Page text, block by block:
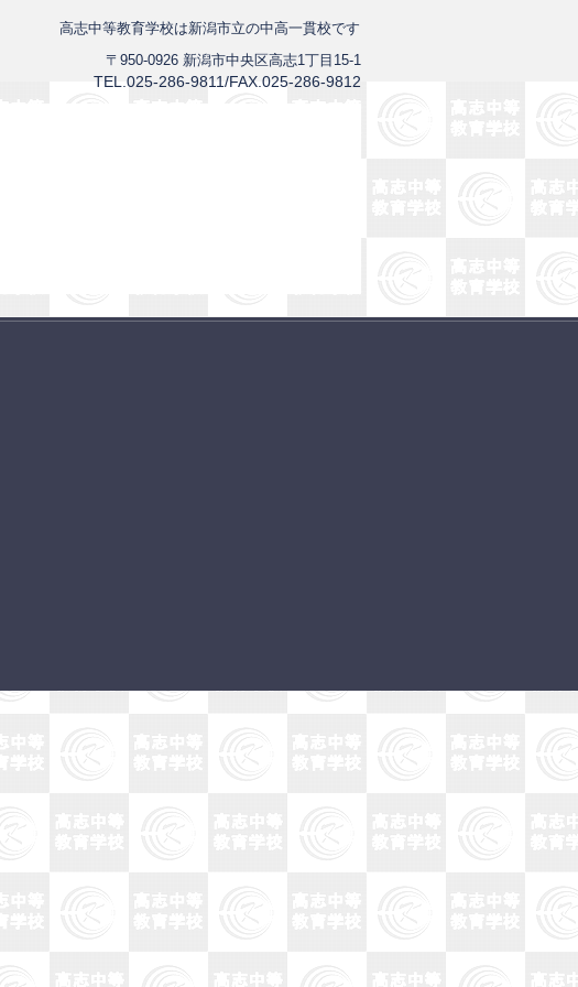
高志中等教育学校は新潟市立の中高一貫校です
〒950-0926 新潟市中央区高志1丁目15-1
TEL.025-286-9811/FAX.025-286-9812